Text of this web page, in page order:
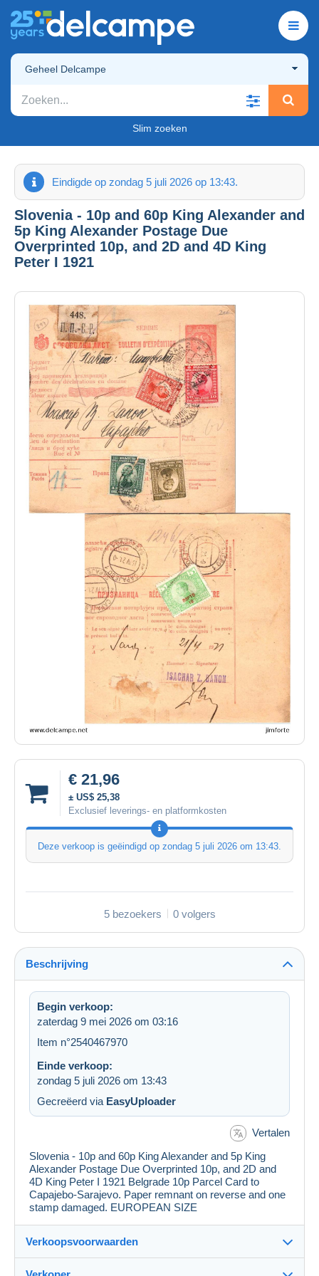
Geheel Delcampe
Slim zoeken
Eindigde op zondag 5 juli 2026 op 13:43.
Slovenia - 10p and 60p King Alexander and
5p King Alexander Postage Due
Overprinted 10p, and 2D and 4D King
Peter I 1921
€ 21,96
± US$ 25,38
Exclusief leverings- en platformkosten
Deze verkoop is geëindigd op zondag 5 juli 2026 om 13:43
5 bezoekers 0 volgers
Beschrijving
Begin verkoop:
zaterdag 9 mei 2026 om 03:16
Item n°2540467970
Einde verkoop:
zondag 5 juli 2026 om 13:43
Gecreëerd via EasyUploader
Vertalen
Slovenia - 10p and 60p King Alexander and 5p King
Alexander Postage Due Overprinted 10p, and 2D and
4D King Peter I 1921 Belgrade 10p Parcel Card to
Capajebo-Sarajevo. Paper remnant on reverse and one
stamp damaged. EUROPEAN SIZE
Verkoopsvoorwaarden